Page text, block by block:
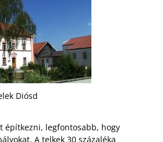
Diósd
építkezni, legfontosabb, hogy
A telkek 30 százaléka